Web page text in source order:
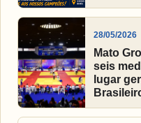
28/05/2026
Mato
seis
lugar